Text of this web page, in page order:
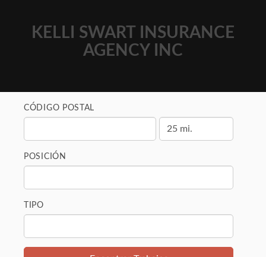
KELLI SWART INSURANCE
AGENCY INC
CÓDIGO POSTAL
POSICIÓN
TIPO